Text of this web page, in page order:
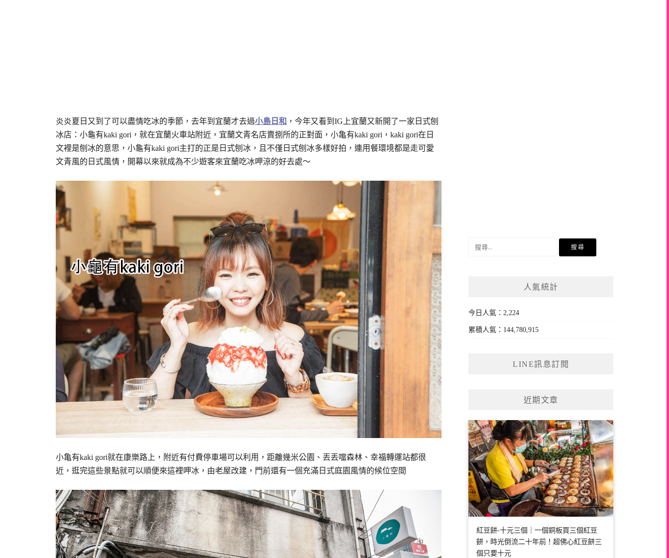
炎炎夏日又到了可以盡情吃冰的季節，去年到宜蘭才去過小島日和 ，今年又看到IG上宜蘭又新開了一家日式刨
冰店：小龜有kaki gori，就在宜蘭火車站附近，宜蘭文青名店賣捌所的正對面，小亀有kaki gori，kaki gori在日
文裡是刨冰的意思，小龜有kaki gori主打的正是日式刨冰，且不僅日式刨冰多樣好拍，連用餐環境都是走可愛
文青風的日式風情，開幕以來就成為不少遊客來宜蘭吃冰呷涼的好去處～
小亀有kaki gori就在康樂路上，附近有付費停車場可以利用，距離幾米公園、丟丟噹森林、幸福轉運站都很
近，逛完這些景點就可以順便來這裡呷冰，由老屋改建，門前還有一個充滿日式庭園風情的候位空間
人氣統計
今日人氣：2,224
累積人氣：144,780,915
LINE訊息訂閱
近期文章
紅豆餅-十元三個｜一個銅板買三個紅豆
餅，時光倒流二十年前！超佛心紅豆餅三
個只要十元